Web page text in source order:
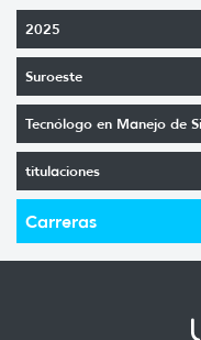
2025
Suroeste
Tecnólogo en Manejo de
titulaciones
Carreras